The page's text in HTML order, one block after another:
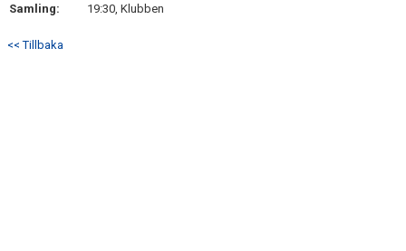
DOKUMENT
KONTAKT
Samling:
19:30, Klubben
<< Tillbaka